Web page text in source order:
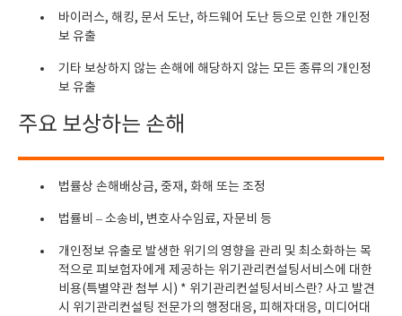
바이러스, 해킹, 문서 도난, 하드웨어 도난 등으로 인한 개인정
보 유출
기타 보상하지 않는 손해에 해당하지 않는 모든 종류의 개인정
보 유출
주요 보상하는 손해
법률상 손해배상금, 중재, 화해 또는 조정
법률비 – 소송비, 변호사수임료, 자문비 등
개인정보 유출로 발생한 위기의 영향을 관리 및 최소화하는 목
적으로 피보험자에게 제공하는 위기관리컨설팅서비스에 대한
비용(특별약관 첨부 시) * 위기관리컨설팅서비스란? 사고 발견
시 위기관리컨설팅 전문가의 행정대응, 피해자대응, 미디어대